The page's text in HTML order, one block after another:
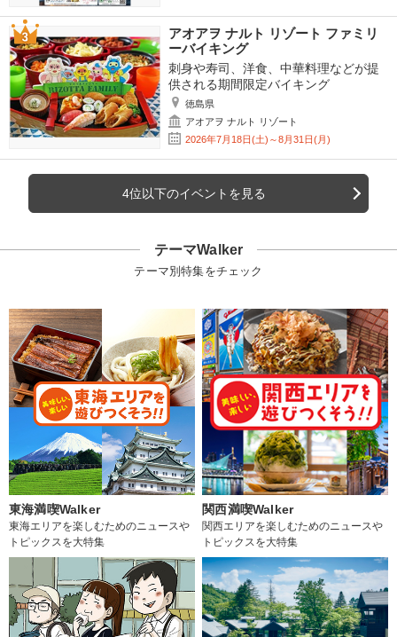
アオアヲ ナルト リゾート ファミリ
ーバイキング
刺身や寿司、洋食、中華料理などが提
供される期間限定バイキング
徳島県
アオアヲ ナルト リゾート
2026年7月18日(土)～8月31日(月)
4位以下のイベントを見る
テーマWalker
テーマ別特集をチェック
東海満喫Walker
東海エリアを楽しむためのニュースや
トピックスを大特集
関西満喫Walker
関西エリアを楽しむためのニュースや
トピックスを大特集